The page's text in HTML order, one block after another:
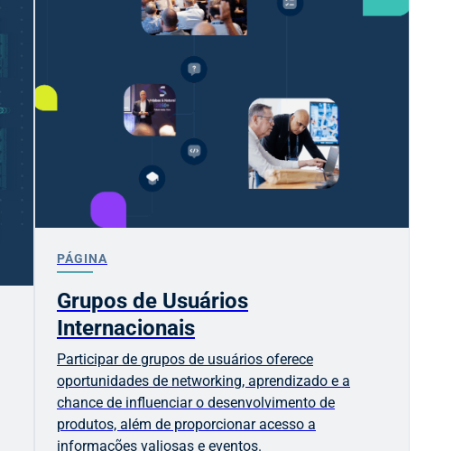
PÁGINA
Grupos de Usuários
Internacionais
Participar de grupos de usuários oferece
oportunidades de networking, aprendizado e a
chance de influenciar o desenvolvimento de
produtos, além de proporcionar acesso a
informações valiosas e eventos.